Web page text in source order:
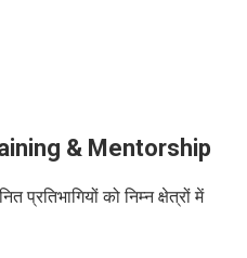
& Mentorship
प्रतिभागियों कोनिम्न क्षेत्रों में